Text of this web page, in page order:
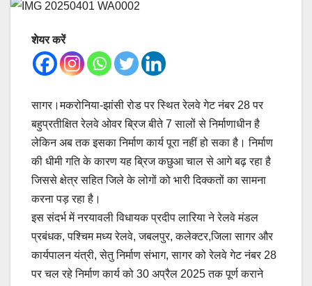
शेयर करें
सागर।मकरोनिया-झांसी रोड पर स्थित रेलवे गेट नंबर 28 पर
बहुप्रतीक्षित रेलवे ओवर ब्रिज बीते 7 सालों से निर्माणाधीन है
लेकिन अब तक इसका निर्माण कार्य पूरा नहीं हो सका है। निर्माण
की धीमी गति के कारण यह ब्रिज कछुआ चाल से आगे बढ़ रहा है
जिससे क्षेत्र सहित जिले के लोगों को भारी दिक्कतों का सामना
करना पड़ रहा है।
इस संदर्भ में नरयावली विधायक प्रदीप लारिया ने रेलवे मंडल
प्रबंधक, पश्चिम मध्य रेलवे, जबलपुर, कलेक्टर,जिला सागर और
कार्यपालन यंत्री, सेतु निर्माण संभाग, सागर को रेलवे गेट नंबर 28
पर चल रहे निर्माण कार्य को 30 अप्रैल 2025 तक पूर्ण कराने